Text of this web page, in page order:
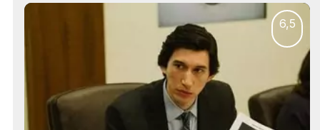
6,5